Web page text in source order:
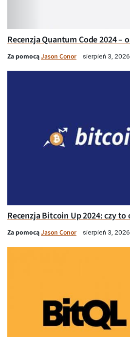
Recenzja Quantum Code 2024 –
Za pomocąJason Conor sierpień 3, 2026
Recenzja Bitcoin Up 2024: czy
Za pomocąJason Conor sierpień 3, 2026